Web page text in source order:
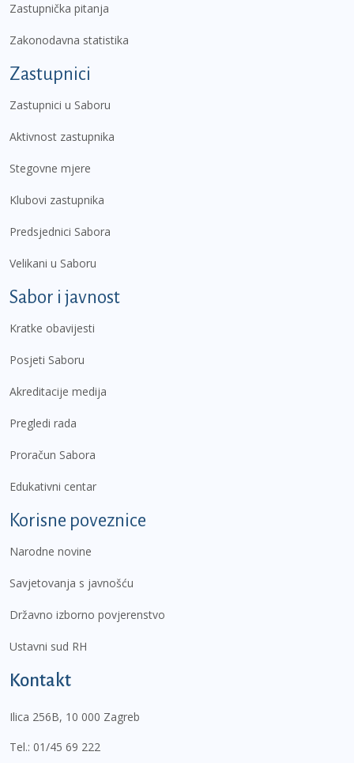
Zastupnička pitanja
Zakonodavna statistika
Zastupnici
Zastupnici u Saboru
Aktivnost zastupnika
Stegovne mjere
Klubovi zastupnika
Predsjednici Sabora
Velikani u Saboru
Sabor i javnost
Kratke obavijesti
Posjeti Saboru
Akreditacije medija
Pregledi rada
Proračun Sabora
Edukativni centar
Korisne poveznice
Narodne novine
Savjetovanja s javnošću
Državno izborno povjerenstvo
Ustavni sud RH
Kontakt
Ilica 256B, 10 000 Zagreb
Tel.: 01/45 69 222